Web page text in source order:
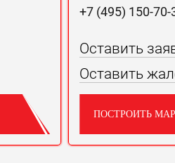
+7 (495) 150-70-
Оставить
Оставить
ПОСТРОИТЬ